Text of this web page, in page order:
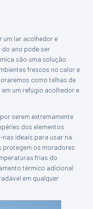
um lar acolhedor e
ano pode ser
são uma solução
frescos no calor e
como telhas de
um refúgio acolhedor e
serem extremamente
dos elementos
ideais para usar na
os moradores
frias do
térmico adicional
em qualquer